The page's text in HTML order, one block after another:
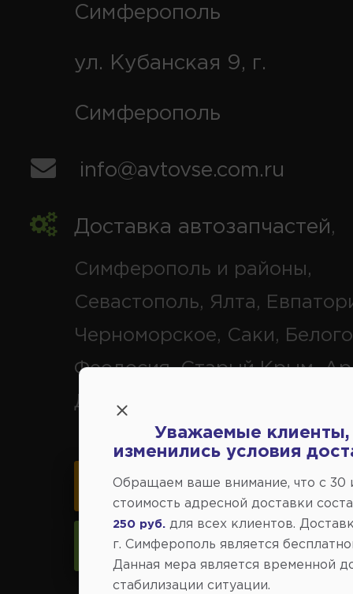
Симферополь
ул. Кубанская 9, г.
Симферополь
info@avtovse.com.ru
Доставка автозапчастей,
Симферополь и районы,
Севастополь, Ялта,
Черноморское, Саки,
Феодосия, Старый Крым,
Джанкой.
Карта схема проезда
Следить за изменениями
Уважаемые клиенты,
изменились условия
Обращаем ваше внимание, что c 30
стоимость адресной доставки
250 руб. для всех клиентов.
г. Симферополь является
Данная мера является временной
стабилизации ситуации.